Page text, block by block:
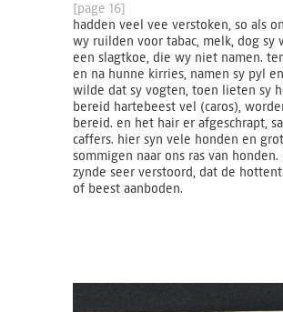
[page 16]
hadden veel vee verstoken, so als
wy ruilden voor tabac, melk, dog sy
een slagtkoe, die wy niet namen.
en na hunne kirries, namen sy pyl
wilde dat sy vogten, toen lieten sy
bereid hartebeest vel (caros),
bereid. en het hair er afgeschrapt,
caffers. hier syn vele honden en
sommigen naar ons ras van
zynde seer verstoord, dat de
of beest aanboden.